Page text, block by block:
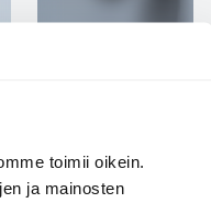
toimii oikein.
ja mainosten